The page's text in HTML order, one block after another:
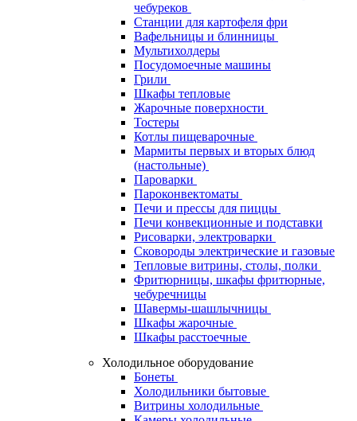
чебуреков
Станции для картофеля фри
Вафельницы и блинницы
Мультихолдеры
Посудомоечные машины
Грили
Шкафы тепловые
Жарочные поверхности
Тостеры
Котлы пищеварочные
Мармиты первых и вторых блюд
(настольные)
Пароварки
Пароконвектоматы
Печи и прессы для пиццы
Печи конвекционные и подставки
Рисоварки, электроварки
Сковороды электрические и газовые
Тепловые витрины, столы, полки
Фритюрницы, шкафы фритюрные,
чебуречницы
Шавермы-шашлычницы
Шкафы жарочные
Шкафы расстоечные
Холодильное оборудование
Бонеты
Холодильники бытовые
Витрины холодильные